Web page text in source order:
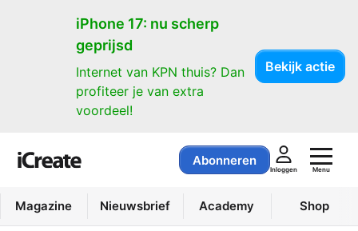
iPhone 17: nu scherp
geprijsd
Internet van KPN thuis? Dan
profiteer je van extra
voordeel!
Bekijk actie
Abonneren
Inloggen Menu
Magazine Nieuwsbrief Academy Shop